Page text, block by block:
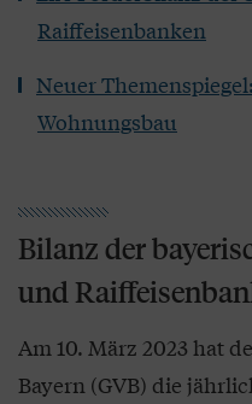
Raiffeisenbanken
Neuer
Wohnungsbau
Bilanz der
und
Am 10. März 2023 hat
Bayern (GVB) die